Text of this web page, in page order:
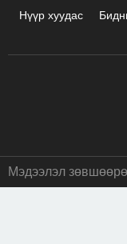
Нүүр хуудас
Мэдээлэл